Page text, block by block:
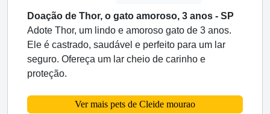
Doação de Thor, o gato amoroso, 3 anos - SP
Adote Thor, um lindo e amoroso gato de 3 anos.
Ele é castrado, saudável e perfeito para um lar
seguro. Ofereça um lar cheio de carinho e
proteção.
Ver mais pets de Cleide mourao